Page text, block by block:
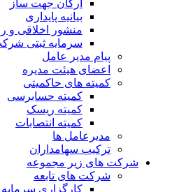
ارکان جهت ساز
بیانیه پایداری
منشور اخلاقی و
سرمایه ثبتی
پیام مدیر عامل
اعضای هیئت مدیره
کمیته های حاکمیتی
کمیته حسابرسی
کمیته ریسک
کمیته انتصابات
مدیرعامل ها
ترکیب سهامداران
شرکت های زیر مجموعه
شرکت های تابعه
کارگزاری